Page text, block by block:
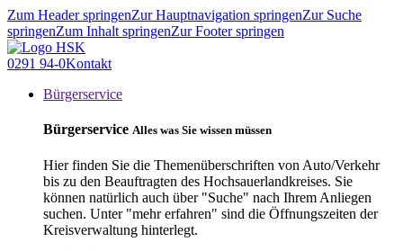
Zum Header springenZur Hauptnavigation springenZur Suche
springenZum Inhalt springenZur Footer springen
0291 94-0Kontakt
Bürgerservice
Bürgerservice Alles was Sie wissen müssen
Hier finden Sie die Themenüberschriften von Auto/Verkehr
bis zu den Beauftragten des Hochsauerlandkreises. Sie
können natürlich auch über "Suche" nach Ihrem Anliegen
suchen. Unter "mehr erfahren" sind die Öffnungszeiten der
Kreisverwaltung hinterlegt.